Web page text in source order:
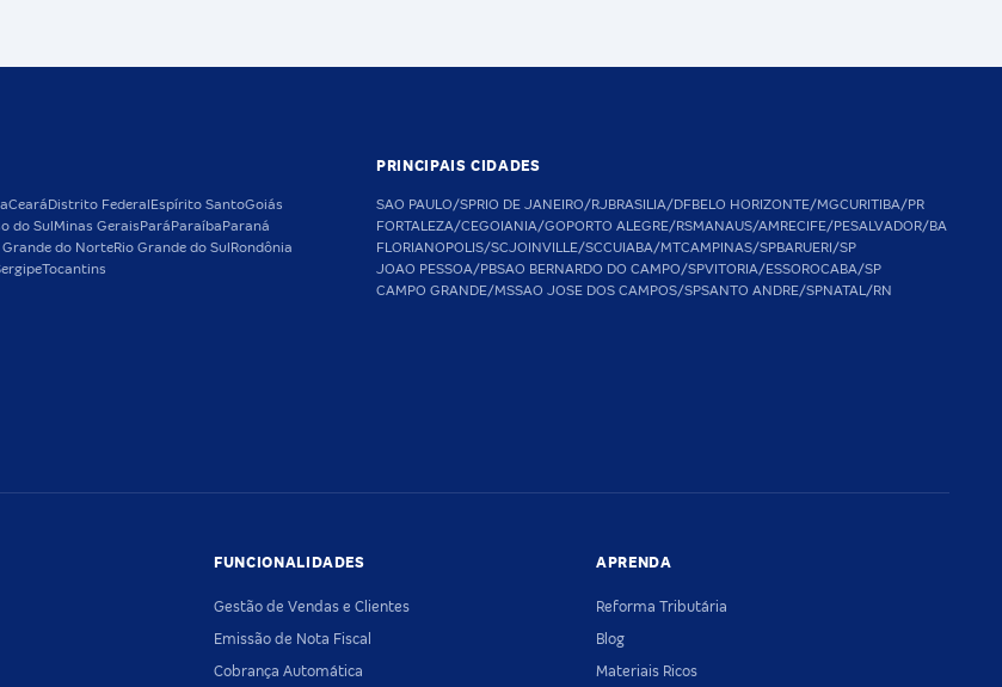
CearáDistrito FederalEspírito SantoGoiás
do SulMinas GeraisParáParaíbaParaná
Grande do NorteRio Grande do SulRondônia
Tocantins
PRINCIPAIS CIDADES
SAO PAULO/SPRIO DE JANEIRO/RJBRASILIA/DFBELO HORIZONTE/MGCURITIBA/PR
FORTALEZA/CEGOIANIA/GOPORTO ALEGRE/RSMANAUS/AMRECIFE/PESALVADOR/BA
FLORIANOPOLIS/SCJOINVILLE/SCCUIABA/MTCAMPINAS/SPBARUERI/SP
JOAO PESSOA/PBSAO BERNARDO DO CAMPO/SPVITORIA/ESSOROCABA/SP
CAMPO GRANDE/MSSAO JOSE DOS CAMPOS/SPSANTO ANDRE/SPNATAL/RN
FUNCIONALIDADES
Gestão de Vendas e Clientes
Emissão de Nota Fiscal
Cobrança Automática
APRENDA
Reforma Tributária
Blog
Materiais Ricos